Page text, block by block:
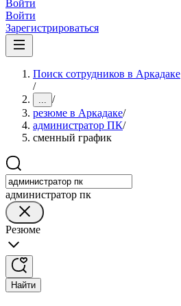
Войти
Войти
Зарегистрироваться
Поиск сотрудников в Аркадаке
/
... /
резюме в Аркадаке/
администратор ПК/
сменный график
администратор пк
Резюме
Найти